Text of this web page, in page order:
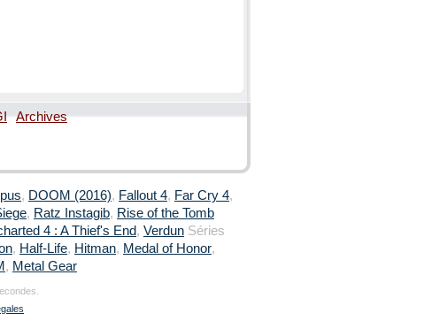
Archives
, DOOM (2016), Fallout 4, Far Cry 4,
, Ratz Instagib, Rise of the Tomb
4 : A Thief's End, Verdun Séries
, Half-Life, Hitman, Medal of Honor,
, Metal Gear